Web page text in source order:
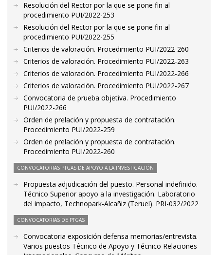
Resolución del Rector por la que se pone fin al
procedimiento PUI/2022-253
Resolución del Rector por la que se pone fin al
procedimiento PUI/2022-255
Criterios de valoración. Procedimiento PUI/2022-260
Criterios de valoración. Procedimiento PUI/2022-263
Criterios de valoración. Procedimiento PUI/2022-266
Criterios de valoración. Procedimiento PUI/2022-267
Convocatoria de prueba objetiva. Procedimiento
PUI/2022-266
Orden de prelación y propuesta de contratación.
Procedimiento PUI/2022-259
Orden de prelación y propuesta de contratación.
Procedimiento PUI/2022-260
CONVOCATORIAS PTGAS DE APOYO A LA INVESTIGACIÓN
Propuesta adjudicación del puesto. Personal indefinido.
Técnico Superior apoyo a la investigación. Laboratorio
del impacto, Technopark-Alcañiz (Teruel). PRI-032/2022
CONVOCATORIAS DE PTGAS
Convocatoria exposición defensa memorias/entrevista.
Varios puestos Técnico de Apoyo y Técnico Relaciones